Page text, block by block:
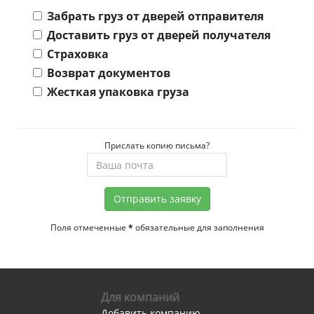
Забрать груз от дверей отправителя
Доставить груз от дверей получателя
Страховка
Возврат документов
Жесткая упаковка груза
Прислать копию письма?
Отправить заявку
Поля отмеченные * обязательные для заполнения
Для компаний